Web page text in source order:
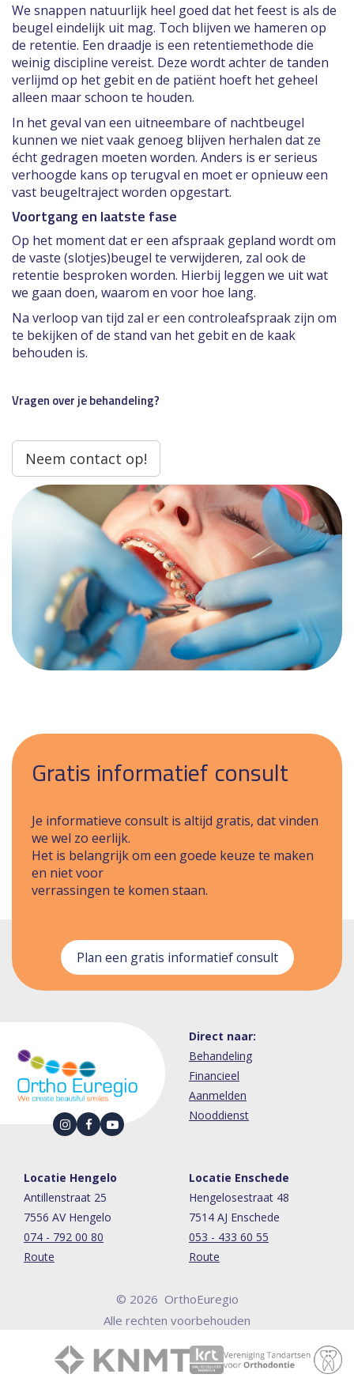
We snappen natuurlijk heel goed dat het feest is als de
beugel eindelijk uit mag. Toch blijven we hameren op
de retentie. Een draadje is een retentiemethode die
weinig discipline vereist. Deze wordt achter de tanden
verlijmd op het gebit en de patiënt hoeft het geheel
alleen maar schoon te houden.
In het geval van een uitneembare of nachtbeugel
kunnen we niet vaak genoeg blijven herhalen dat ze
écht gedragen moeten worden. Anders is er serieus
verhoogde kans op terugval en moet er opnieuw een
vast beugeltraject worden opgestart.
Voortgang en laatste fase
Op het moment dat er een afspraak gepland wordt om
de vaste (slotjes)beugel te verwijderen, zal ook de
retentie besproken worden. Hierbij leggen we uit wat
we gaan doen, waarom en voor hoe lang.
Na verloop van tijd zal er een controleafspraak zijn om
te bekijken of de stand van het gebit en de kaak
behouden is.
Vragen over je behandeling?
Neem contact op!
Gratis informatief consult
Je informatieve consult is altijd gratis, dat vinden
we wel zo eerlijk.
Het is belangrijk om een goede keuze te maken
en niet voor
verrassingen te komen staan.
Plan een gratis informatief consult
Direct naar:
Behandeling
Financieel
Aanmelden
Nooddienst
Locatie Hengelo
Antillenstraat 25
7556 AV Hengelo
074 - 792 00 80
Route
Locatie Enschede
Hengelosestraat 48
7514 AJ Enschede
053 - 433 60 55
Route
© 2026 OrthoEuregio
Alle rechten voorbehouden